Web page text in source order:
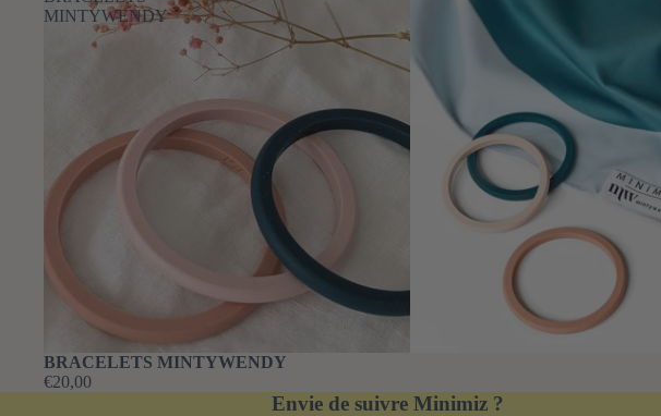
MINTYWENDY
BRACELETS MINTYWENDY
€20,00
Envie de suivre Minimiz ?